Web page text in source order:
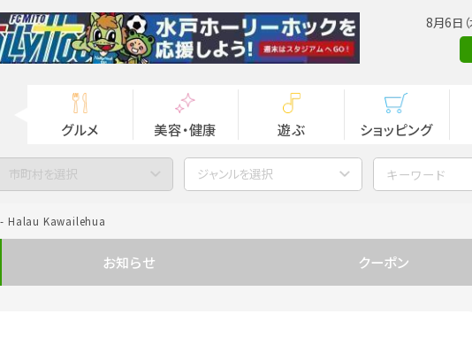
8月6日
グルメ 美容・健康 遊ぶ ショッピング
市町村を選択 ジャンルを選択
Halau Kawailehua
お知らせ クーポン